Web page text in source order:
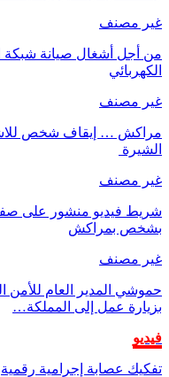
غير مصنف
من أجل أشغال صيانة شبكة
الكهربائي
غير مصنف
مراكش … إيقاف شخص
الشيرة
غير مصنف
شريط فيديو منشور على
بشخص بمراكش
غير مصنف
حموشي المدير العام للأمن
بزيارة عمل إلى المملكة…
فيديو
تفكيك عصابة إجرامية رقمية